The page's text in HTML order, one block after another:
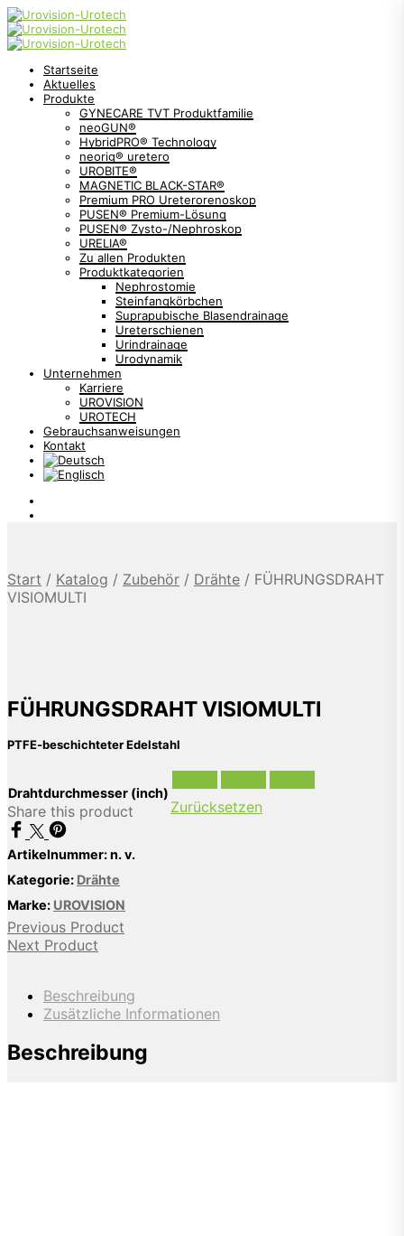
Startseite
Aktuelles
Produkte
GYNECARE TVT Produktfamilie
neoGUN®
HybridPRO® Technology
neorig® uretero
UROBITE®
MAGNETIC BLACK-STAR®
Premium PRO Ureterorenoskop
PUSEN® Premium-Lösung
PUSEN® Zysto-/Nephroskop
URELIA®
Zu allen Produkten
Produktkategorien
Nephrostomie
Steinfangkörbchen
Suprapubische Blasendrainage
Ureterschienen
Urindrainage
Urodynamik
Unternehmen
Karriere
UROVISION
UROTECH
Gebrauchsanweisungen
Kontakt
Start / Katalog / Zubehör / Drähte / FÜHRUNGSDRAHT
VISIOMULTI
FÜHRUNGSDRAHT VISIOMULTI
PTFE-beschichteter Edelstahl
Drahtdurchmesser (inch)
Zurücksetzen
Share this product
Artikelnummer:n. v.
Kategorie: Drähte
Marke: UROVISION
Previous Product
Next Product
Beschreibung
Zusätzliche Informationen
Beschreibung